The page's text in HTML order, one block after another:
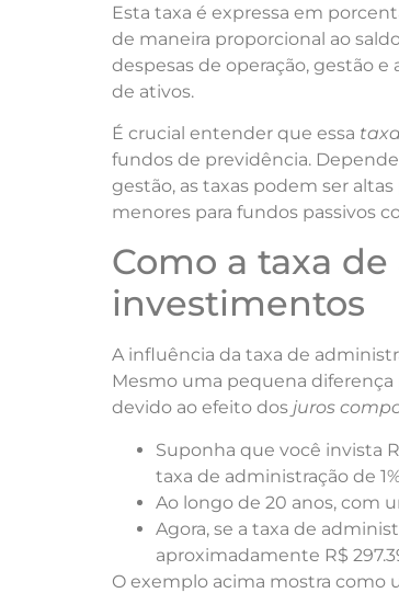
Esta taxa é expressa em
de maneira proporcional ao
despesas de operação, gestão
de ativos.
É crucial entender que essa
fundos de previdência.
gestão, as taxas podem ser
menores para fundos passivos
Como a taxa
investimentos
A influência da taxa de
Mesmo uma pequena
devido ao efeito dos juros
Suponha que você invista
taxa de administração de
Ao longo de 20 anos, com
Agora, se a taxa de
aproximadamente R$
O exemplo acima mostra como